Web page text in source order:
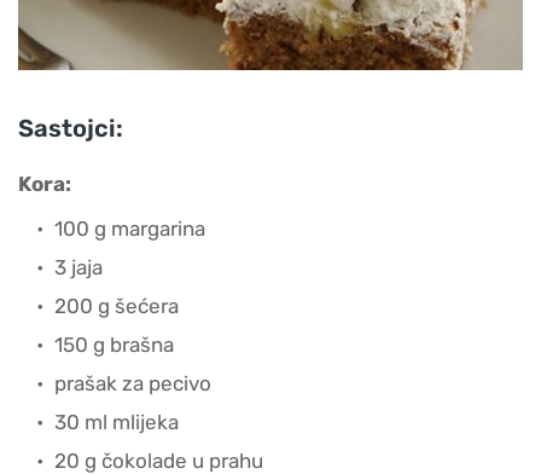
Sastojci:
Kora:
100 g margarina
3 jaja
200 g šećera
150 g brašna
prašak za pecivo
30 ml mlijeka
20 g čokolade u prahu